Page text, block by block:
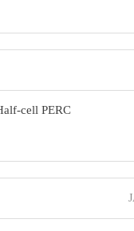
cell PERC